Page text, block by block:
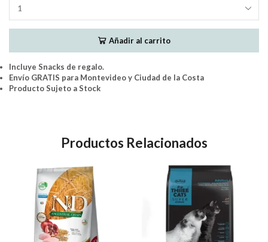
Gato
7.5Kg
Añadir al carrito
Incluye Snacks de regalo.
Envío GRATIS para Montevideo y Ciudad de la Costa
Producto Sujeto a Stock
Productos Relacionados